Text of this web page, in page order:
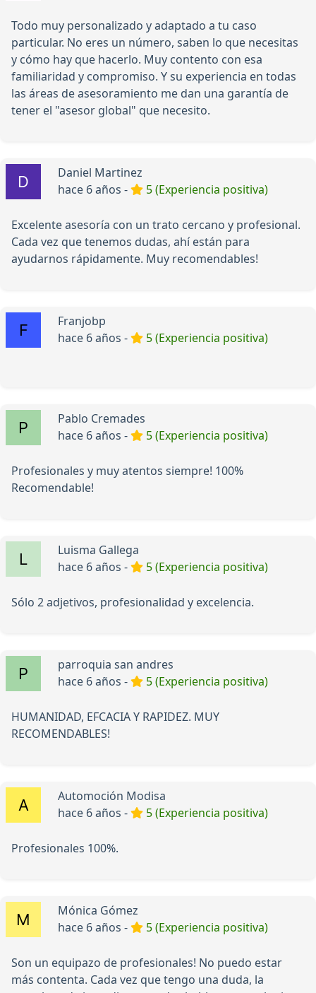
Todo muy personalizado y adaptado a tu caso
particular. No eres un número, saben lo que necesitas
y cómo hay que hacerlo. Muy contento con esa
familiaridad y compromiso. Y su experiencia en todas
las áreas de asesoramiento me dan una garantía de
tener el "asesor global" que necesito.
Daniel Martinez
hace 6 años -
5 (Experiencia positiva)
Excelente asesoría con un trato cercano y profesional.
Cada vez que tenemos dudas, ahí están para
ayudarnos rápidamente. Muy recomendables!
Franjobp
hace 6 años -
5 (Experiencia positiva)
Pablo Cremades
hace 6 años -
5 (Experiencia positiva)
Profesionales y muy atentos siempre! 100%
Recomendable!
Luisma Gallega
hace 6 años -
5 (Experiencia positiva)
Sólo 2 adjetivos, profesionalidad y excelencia.
parroquia san andres
hace 6 años -
5 (Experiencia positiva)
HUMANIDAD, EFCACIA Y RAPIDEZ. MUY
RECOMENDABLES!
Automoción Modisa
hace 6 años -
5 (Experiencia positiva)
Profesionales 100%.
Mónica Gómez
hace 6 años -
5 (Experiencia positiva)
Son un equipazo de profesionales! No puedo estar
más contenta. Cada vez que tengo una duda, la